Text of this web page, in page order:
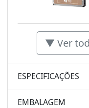
▼ Ver
ESPECIFICAÇÕES
EMBALAGEM